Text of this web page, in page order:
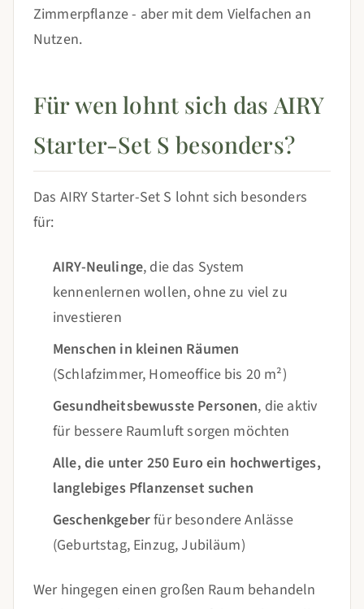
Zimmerpflanze - aber mit dem Vielfachen an
Nutzen.
Für wen lohnt sich das AIRY
Starter-Set S besonders?
Das AIRY Starter-Set S lohnt sich besonders
für:
AIRY-Neulinge, die das System
kennenlernen wollen, ohne zu viel zu
investieren
Menschen in kleinen Räumen
(Schlafzimmer, Homeoffice bis 20 m²)
Gesundheitsbewusste Personen, die aktiv
für bessere Raumluft sorgen möchten
Alle, die unter 250 Euro ein hochwertiges,
langlebiges Pflanzenset suchen
Geschenkgeberfür besondere Anlässe
(Geburtstag, Einzug, Jubiläum)
Wer hingegen einen großen Raum behandeln